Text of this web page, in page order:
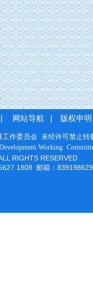
工作委员会 未经许可禁止转
Working
RIGHTS RESERVED
1808 邮箱：
一号院
网站导航 版权申明